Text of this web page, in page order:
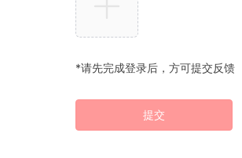
*请先完成登录后，方可提交反馈
提交